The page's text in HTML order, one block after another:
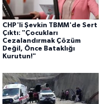
CHP'li Şevkin TBMM'de Sert
Çıktı: "Çocukları
Cezalandırmak Çözüm
Değil, Önce Bataklığı
Kurutun!"